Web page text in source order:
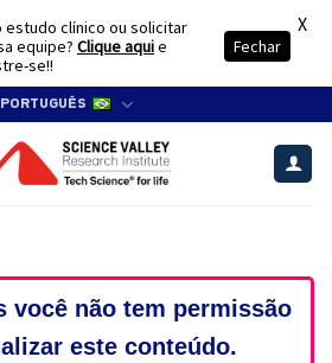
PORTUGUÊS
você não tem permissão
este conteúdo.
estudo clínico ou solicitar
equipe? Clique aquie
se!!
Fechar
X